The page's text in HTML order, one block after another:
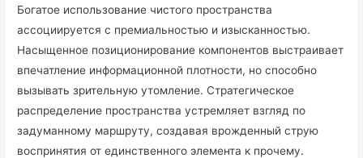
Богатое использование чистого пространства
ассоциируется с премиальностью и изысканностью.
Насыщенное позиционирование компонентов выстраивает
впечатление информационной плотности, но способно
вызывать зрительную утомление. Стратегическое
распределение пространства устремляет взгляд по
задуманному маршруту, создавая врожденный струю
воспринятия от единственного элемента к прочему.